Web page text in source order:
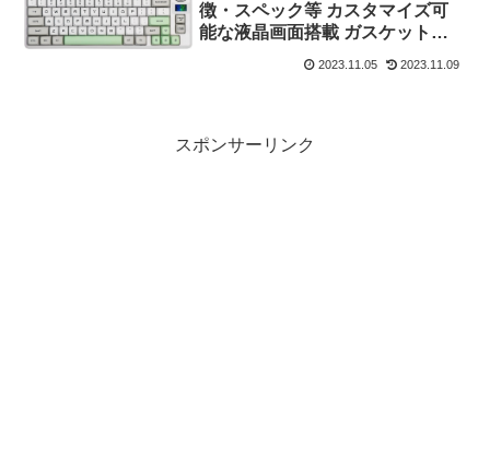
徴・スペック等 カスタマイズ可
能な液晶画面搭載 ガスケット式
2023.11.05 2023.11.09
スポンサーリンク